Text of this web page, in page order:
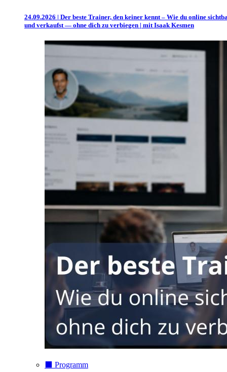
24.09.2026 | Der beste Trainer, den keiner kennt – Wie du online
und verkaufst — ohne dich zu verbiegen | mit Isaak Kesmen
⬛️ Programm